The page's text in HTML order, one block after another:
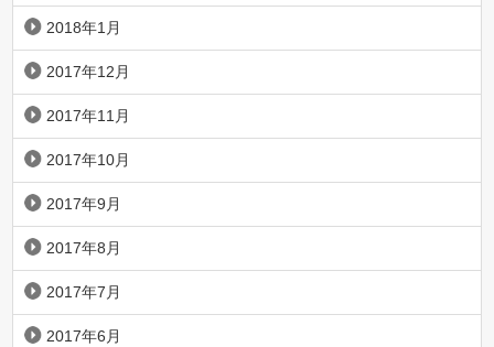
2018年1月
2017年12月
2017年11月
2017年10月
2017年9月
2017年8月
2017年7月
2017年6月